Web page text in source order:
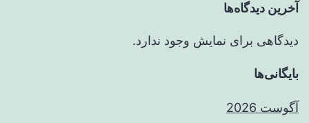
آخرین دیدگاه‌ها
دیدگاهی برای نمایش وجود ندارد.
بایگانی‌ها
آگوست 2026